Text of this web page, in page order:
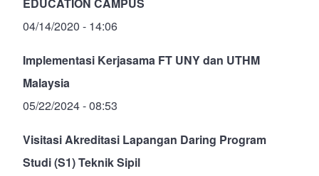
EDUCATION CAMPUS
04/14/2020 - 14:06
Implementasi Kerjasama FT UNY dan UTHM
Malaysia
05/22/2024 - 08:53
Visitasi Akreditasi Lapangan Daring Program
Studi (S1) Teknik Sipil